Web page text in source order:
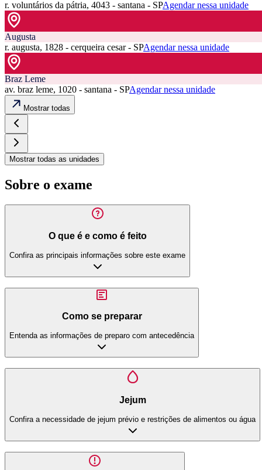
r. voluntários da pátria, 4043 - santana - SPAgendar nessa unidade
Augusta
r. augusta, 1828 - cerqueira cesar - SPAgendar nessa unidade
Braz Leme
av. braz leme, 1020 - santana - SPAgendar nessa unidade
Mostrar todas
Mostrar todas as unidades
Sobre o exame
O que é e como é feito
Confira as principais informações sobre este exame
Como se preparar
Entenda as informações de preparo com antecedência
Jejum
Confira a necessidade de jejum prévio e restrições de alimentos ou água